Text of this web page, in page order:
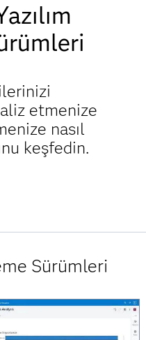
etmenize
nasıl
keşfedin.
Sürümleri